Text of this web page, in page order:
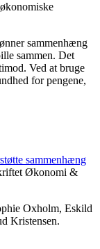
sammenhæng
sammen. Det
Ved at bruge
for pengene,
sammenhæng
Økonomi &
Oxholm, Eskild
Kristensen.